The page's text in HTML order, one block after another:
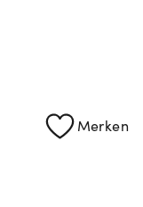
Merken